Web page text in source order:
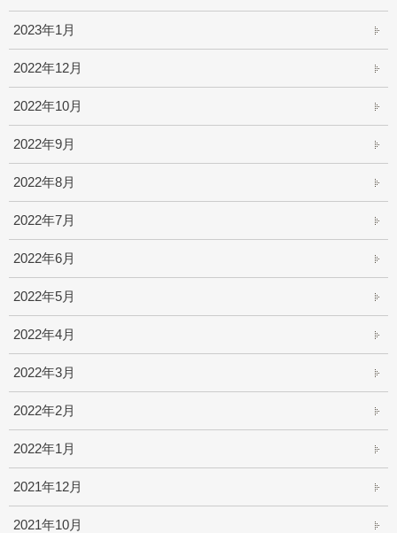
2023年1月
2022年12月
2022年10月
2022年9月
2022年8月
2022年7月
2022年6月
2022年5月
2022年4月
2022年3月
2022年2月
2022年1月
2021年12月
2021年10月